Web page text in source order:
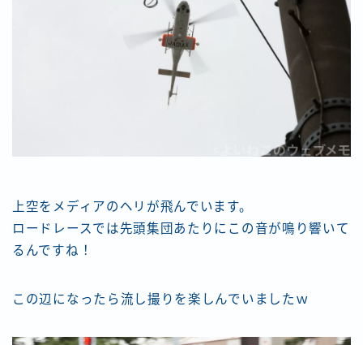
上空をメディアのヘリが飛んでいます。
ロードレースでは先頭集団あたりにこの音が鳴り響いて
るんですね！
この辺になったら流し撮りを楽しんでいましたｗ